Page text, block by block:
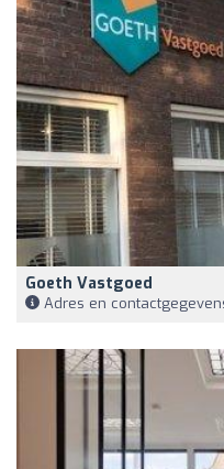
Goeth Vastgoed
Adres en